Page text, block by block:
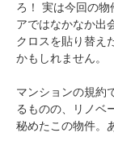
ろ！ 実は今回の物
アではなかなか出
クロスを貼り替え
かもしれません。
マンションの規約
るものの、リノベ
秘めたこの物件。